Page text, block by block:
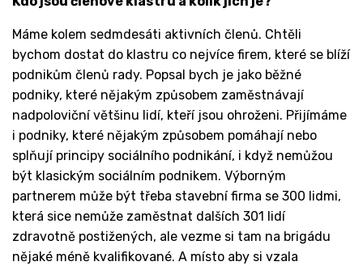
Máme kolem sedmdesáti aktivních členů. Chtěli
bychom dostat do klastru co nejvíce firem, které se blíží
podnikům členů rady. Popsal bych je jako běžné
podniky, které nějakým způsobem zaměstnávají
nadpoloviční většinu lidí, kteří jsou ohroženi. Přijímáme
i podniky, které nějakým způsobem pomáhají nebo
splňují principy sociálního podnikání, i když nemůžou
být klasickým sociálním podnikem. Výborným
partnerem může být třeba stavební firma se 300 lidmi,
která sice nemůže zaměstnat dalších 301 lidí
zdravotně postižených, ale vezme si tam na brigádu
nějaké méně kvalifikované. A místo aby si vzala